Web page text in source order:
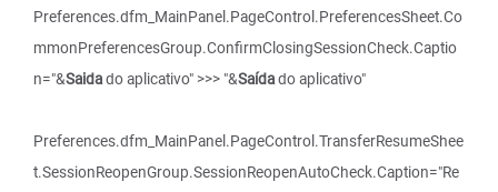
Preferences.dfm_MainPanel.PageControl.PreferencesSheet.Co
mmonPreferencesGroup.ConfirmClosingSessionCheck.Captio
n="&Saidado aplicativo" >>> "&Saídado aplicativo"
Preferences.dfm_MainPanel.PageControl.TransferResumeShee
t.SessionReopenGroup.SessionReopenAutoCheck.Caption="Re